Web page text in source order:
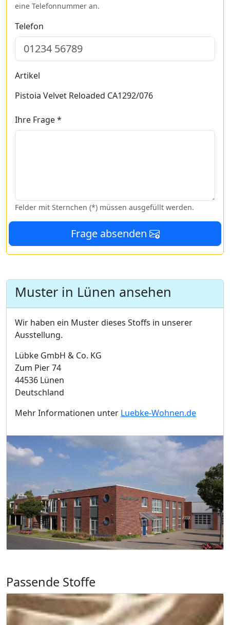
eine Telefonnummer an.
Telefon
Artikel
Pistoia Velvet Reloaded CA1292/076
Ihre Frage *
Felder mit Sternchen (*) müssen ausgefüllt werden.
Frage absenden
Muster in Lünen ansehen
Wir haben ein Muster dieses Stoffs in unserer
Ausstellung.
Lübke GmbH & Co. KG
Zum Pier 74
44536 Lünen
Deutschland
Mehr Informationen unter Luebke-Wohnen.de
Passende Stoffe